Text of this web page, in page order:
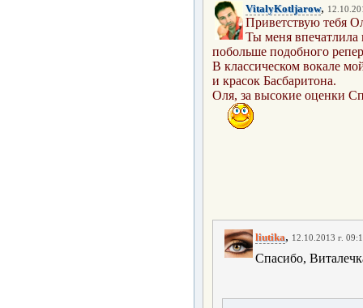
VitalyKotljarow,
Приветствую тебя
Ты меня
побольше подобного
В классическом вокале
и красок Басбаритона.
Оля, за высокие оценки
liutika, 12.10.2013 г.
Спасибо,